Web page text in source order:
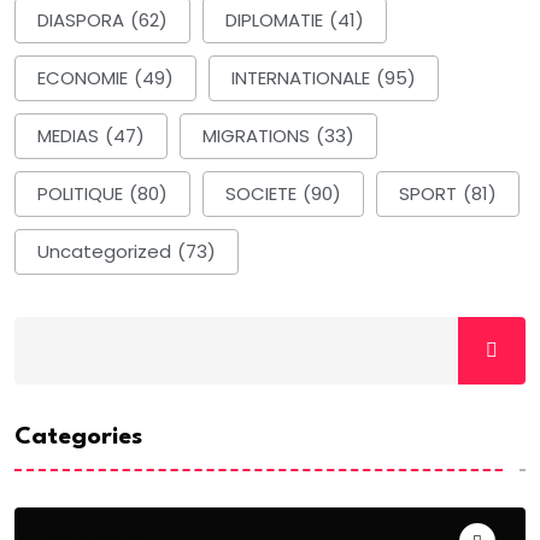
DIASPORA (62) DIPLOMATIE (41)
ECONOMIE (49) INTERNATIONALE (95)
MEDIAS (47) MIGRATIONS (33)
POLITIQUE (80) SOCIETE (90) SPORT (81)
Uncategorized (73)
Categories